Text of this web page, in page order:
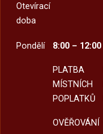
Otevírací
doba
Pondělí 8:00 – 12:00
PLATBA
MÍSTNÍCH
POPLATKŮ
OVĚŘOVÁNÍ